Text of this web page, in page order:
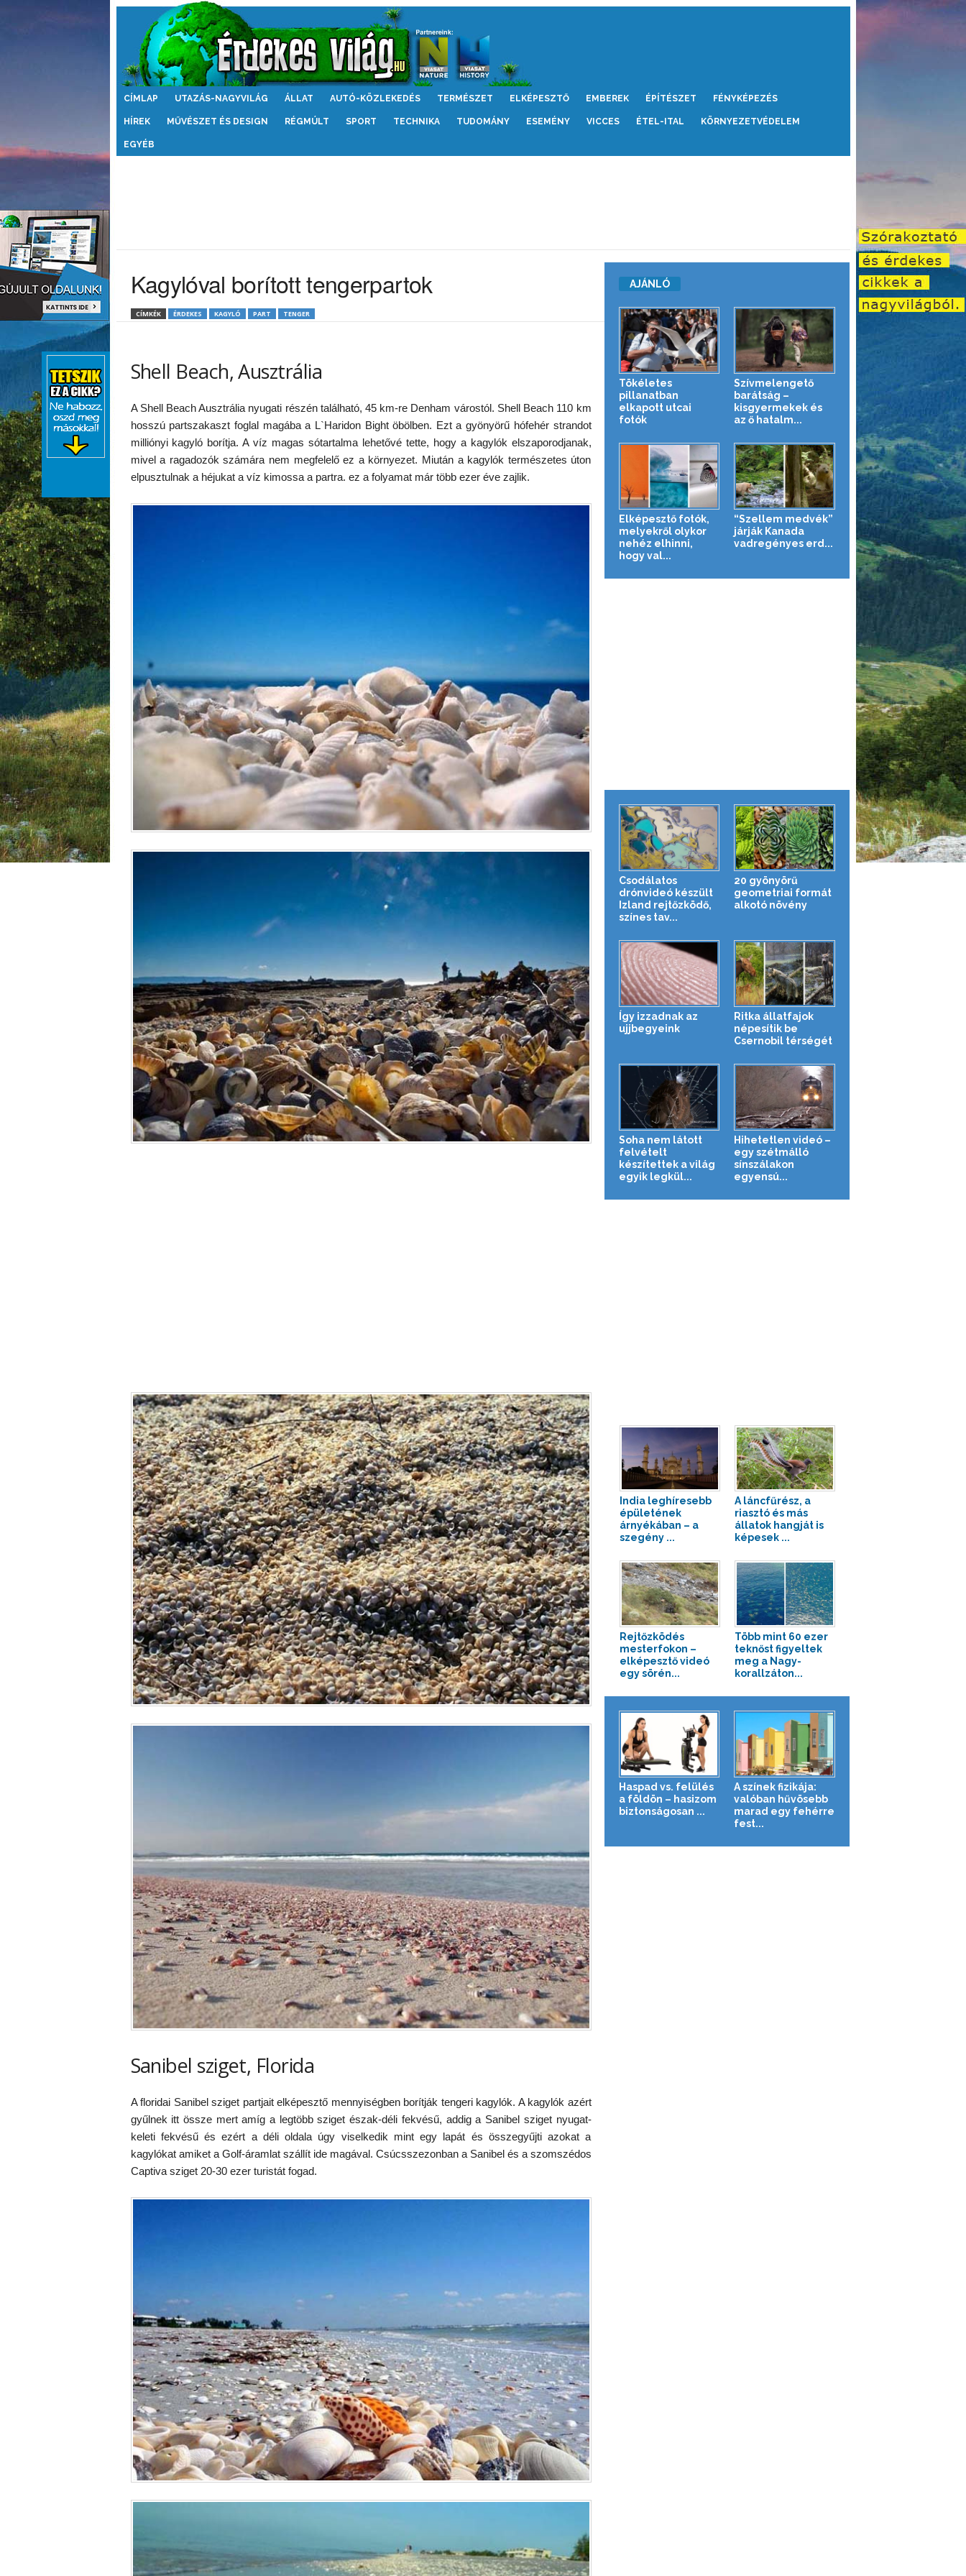
Érdekes
CÍMLAP UTAZÁS-NAGYVILÁG ÁLLAT AUTÓ-KÖZLEKEDÉS TERMÉSZET ELKÉPESZTŐ EMBEREK ÉPÍTÉSZET FÉNYKÉPEZÉS
HÍREK MŰVÉSZET ÉS DESIGN RÉGMÚLT SPORT TECHNIKA TUDOMÁNY ESEMÉNY VICCES ÉTEL-ITAL KÖRNYEZETVÉDELEM
EGYÉB
Kagylóval borított tengerpartok
CÍMKÉK ÉRDEKES KAGYLÓ PART TENGER
Shell Beach, Ausztrália
A Shell Beach Ausztrália nyugati részén található, 45 km-re Denham várostól. Shell Beach 110 km
hosszú partszakaszt foglal magába a L`Haridon Bight öbölben. Ezt a gyönyörű hófehér strandot
milliónyi kagyló borítja. A víz magas sótartalma lehetővé tette, hogy a kagylók elszaporodjanak,
mivel a ragadozók számára nem megfelelő ez a környezet. Miután a kagylók természetes úton
elpusztulnak a héjukat a víz kimossa a partra. ez a folyamat már több ezer éve zajlik.
Sanibel sziget, Florida
A floridai Sanibel sziget partjait elképesztő mennyiségben borítják tengeri kagylók. A kagylók azért
gyűlnek itt össze mert amíg a legtöbb sziget észak-déli fekvésű, addig a Sanibel sziget nyugat-
keleti fekvésű és ezért a déli oldala úgy viselkedik mint egy lapát és összegyűjti azokat a
kagylókat amiket a Golf-áramlat szállít ide magával. Csúcsszezonban a Sanibel és a szomszédos
Captiva sziget 20-30 ezer turistát fogad.
AJÁNLÓ
Tökéletes
pillanatban
elkapott utcai
fotók
Szívmelengető
barátság –
kisgyermekek és
az ő hatalm...
Elképesztő fotók,
melyekről olykor
nehéz elhinni,
hogy val...
“Szellem medvék”
járják Kanada
vadregényes erd...
Csodálatos
drónvideó készült
Izland rejtőzködő,
színes tav...
20 gyönyörű
geometriai formát
alkotó növény
Így izzadnak az
ujjbegyeink
Ritka állatfajok
népesítik be
Csernobil térségét
Soha nem látott
felvételt
készítettek a világ
egyik legkül...
Hihetetlen videó –
egy szétmálló
sínszálakon
egyensú...
India leghíresebb
épületének
árnyékában – a
szegény ...
A láncfűrész, a
riasztó és más
állatok hangját is
képesek ...
Rejtőzködés
mesterfokon –
elképesztő videó
egy sörén...
Több mint 60 ezer
teknőst figyeltek
meg a Nagy-
korallzáton...
Haspad vs. felülés
a földön – hasizom
biztonságosan ...
A színek fizikája:
valóban hűvösebb
marad egy fehérre
fest...